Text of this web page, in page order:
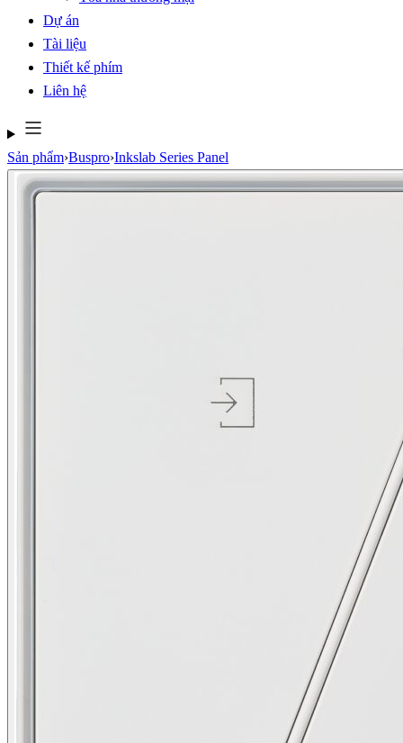
Dự án
Tài liệu
Thiết kế phím
Liên hệ
Sản phẩm›Buspro›Inkslab Series Panel